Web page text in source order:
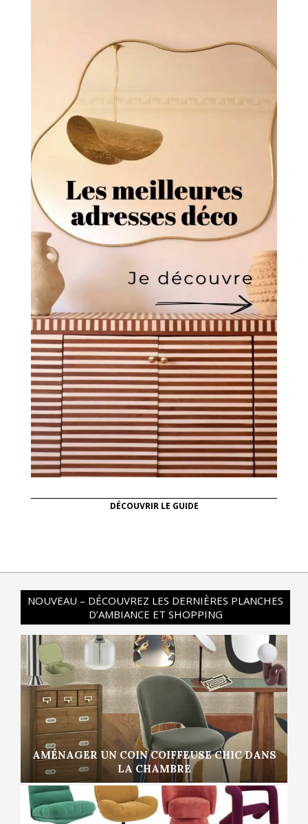
DÉCOUVRIR LE GUIDE
NOUVEAU – DÉCOUVREZ LES DERNIÈRES PLANCHES
D’AMBIANCE ET SHOPPING
AMÉNAGER UN COIN COIFFEUSE CHIC DANS
LA CHAMBRE